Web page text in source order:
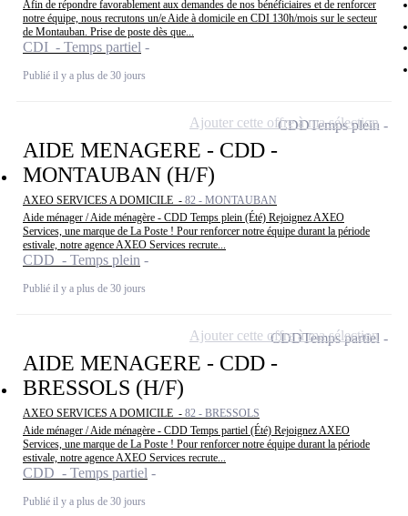
Afin de répondre favorablement aux demandes de nos bénéficiaires et de renforcer
notre équipe, nous recrutons un/e Aide à domicile en CDI 130h/mois sur le secteur
de Montauban. Prise de poste dès que...
CDI - Temps partiel
Publié il y a plus de 30 jours
AIDE MENAGERE - CDD -
MONTAUBAN (H/F)
AXEO SERVICES A DOMICILE - 82 - MONTAUBAN
Aide ménager / Aide ménagère - CDD Temps plein (Été) Rejoignez AXEO
Services, une marque de La Poste ! Pour renforcer notre équipe durant la période
estivale, notre agence AXEO Services recrute...
CDD - Temps plein
Publié il y a plus de 30 jours
CDDTemps plein
Ajouter cette offre à ma sélection
AIDE MENAGERE - CDD -
BRESSOLS (H/F)
AXEO SERVICES A DOMICILE - 82 - BRESSOLS
Aide ménager / Aide ménagère - CDD Temps partiel (Été) Rejoignez AXEO
Services, une marque de La Poste ! Pour renforcer notre équipe durant la période
estivale, notre agence AXEO Services recrute...
CDD - Temps partiel
Publié il y a plus de 30 jours
CDDTemps partiel
Ajouter cette offre à ma sélection